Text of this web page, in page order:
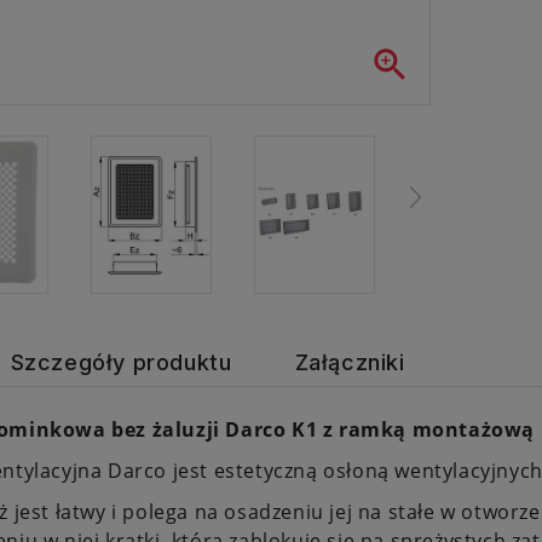

Szczegóły produktu Załączniki
bez żaluzji Darco K1 z ramką montażową
Darco jest estetyczną osłoną
jest łatwy i polega na osadzeniu jej na stałe w